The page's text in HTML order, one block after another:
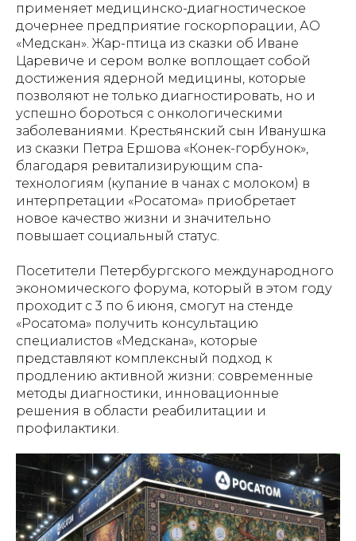
применяет медицинско-диагностическое
дочернее предприятие госкорпорации, АО
«Медскан». Жар-птица из сказки об Иване
Царевиче и сером волке воплощает собой
достижения ядерной медицины, которые
позволяют не только диагностировать, но и
успешно бороться с онкологическими
заболеваниями. Крестьянский сын Иванушка
из сказки Петра Ершова «Конек-горбунок»,
благодаря ревитализирующим спа-
технологиям (купание в чанах с молоком) в
интерпретации «Росатома» приобретает
новое качество жизни и значительно
повышает социальный статус.
Посетители Петербургского международного
экономического форума, который в этом году
проходит с 3 по 6 июня, смогут на стенде
«Росатома» получить консультацию
специалистов «Медскана», которые
представляют комплексный подход к
продлению активной жизни: современные
методы диагностики, инновационные
решения в области реабилитации и
профилактики.